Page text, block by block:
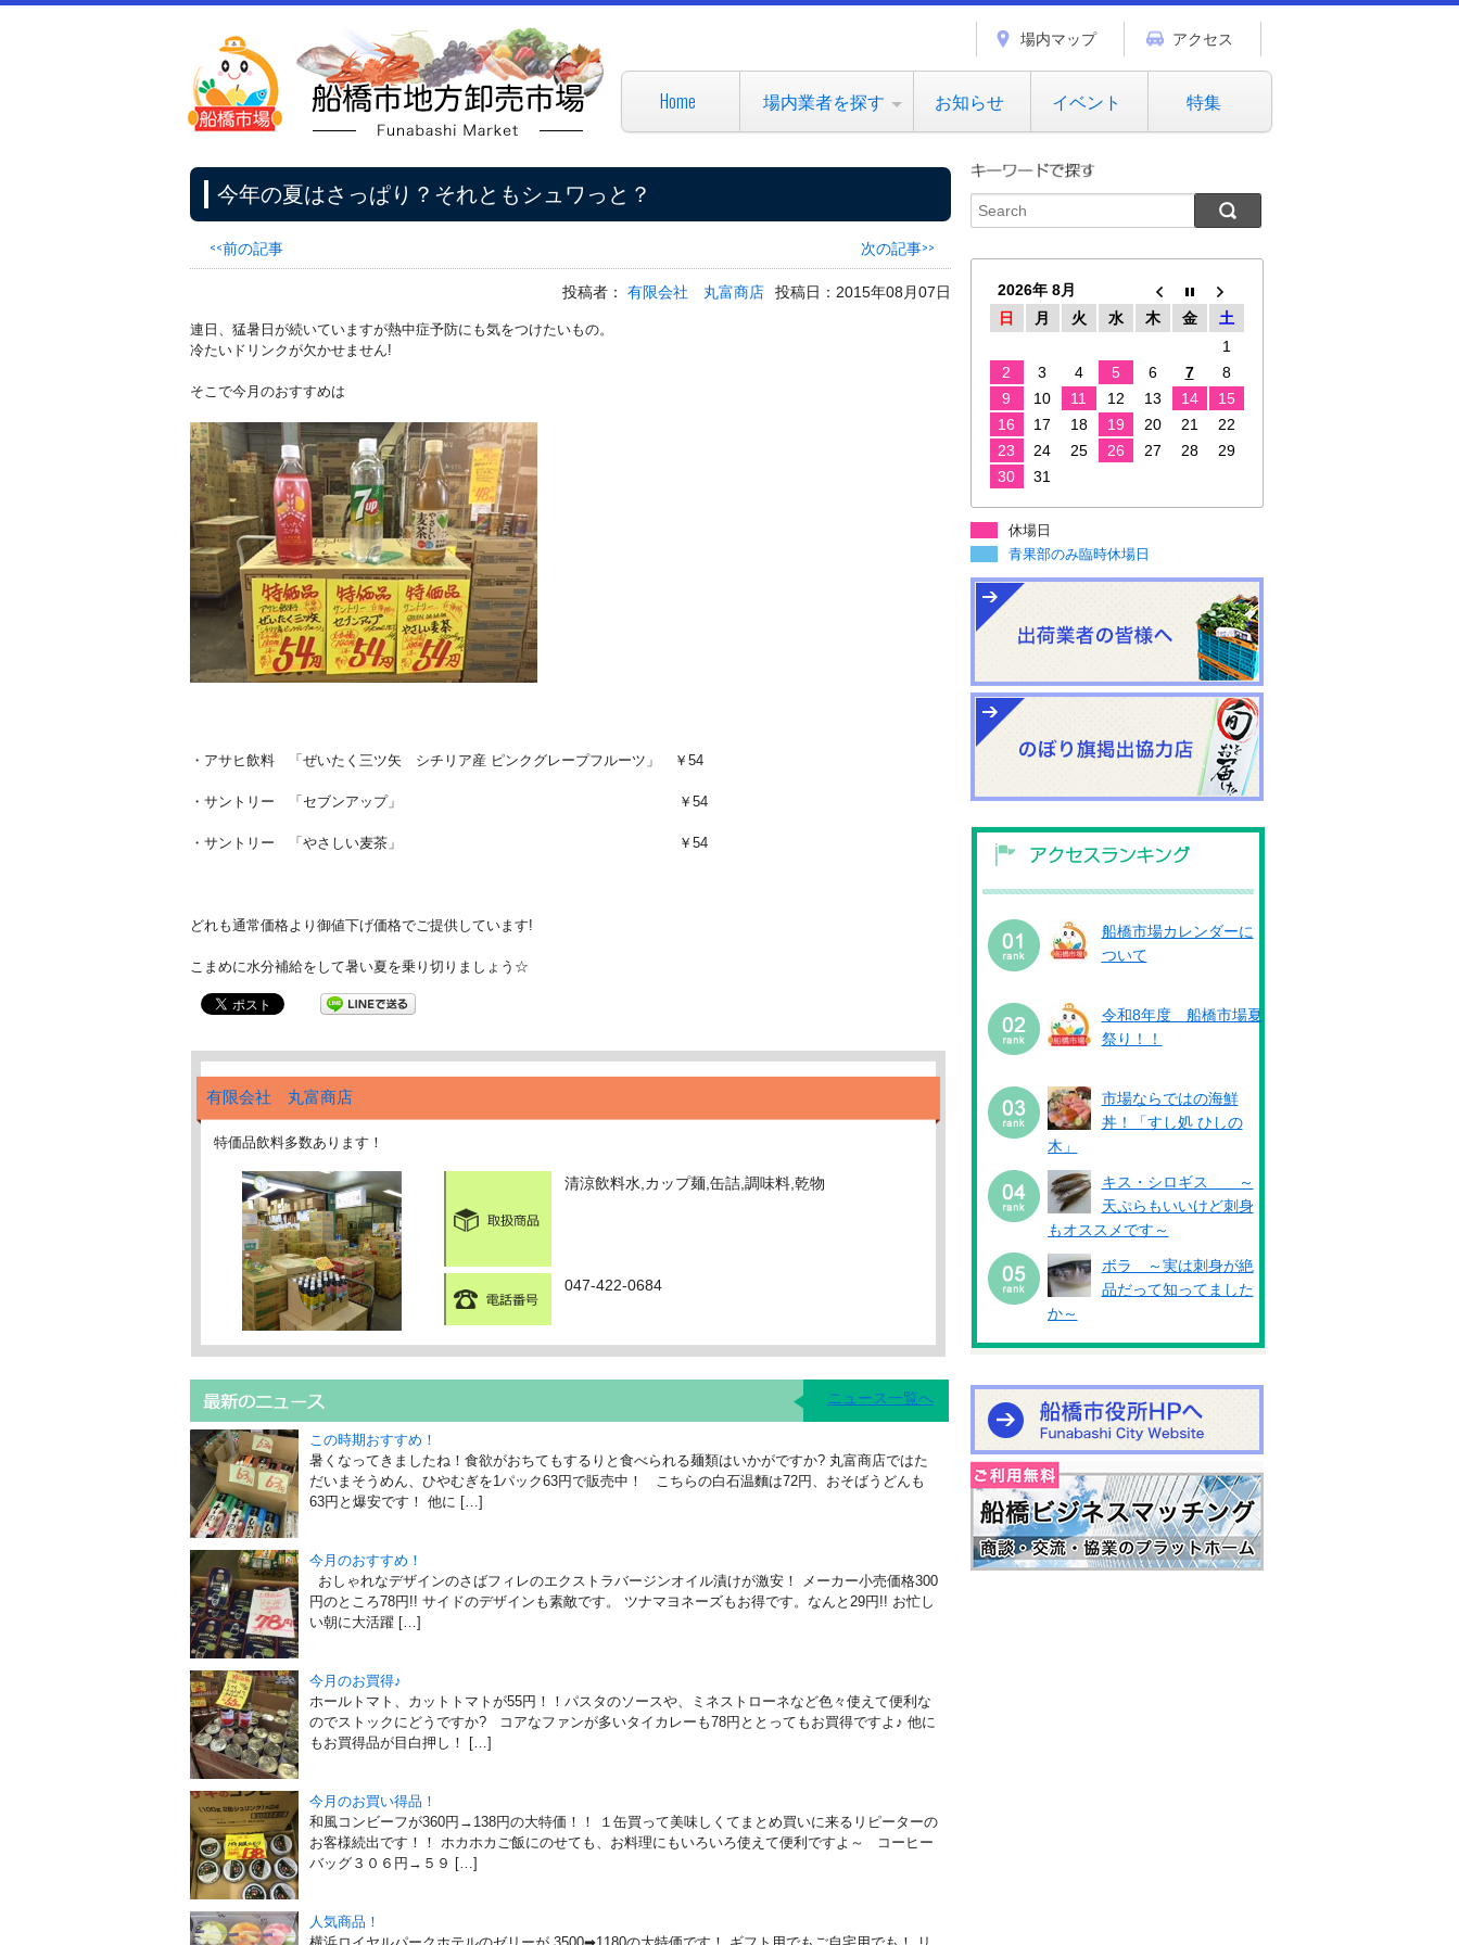
場内マップ アクセス
Home 場内業者を探す お知らせ イベント 特集
今年の夏はさっぱり？それともシュワっと？
<<前の記事 次の記事>>
投稿者： 有限会社 丸富商店 投稿日：2015年08月07日
連日、猛暑日が続いていますが熱中症予防にも気をつけたいもの。
冷たいドリンクが欠かせません!
そこで今月のおすすめは
・アサヒ飲料 「ぜいたく三ツ矢 シチリア産 ピンクグレープフルーツ」 ￥54
・サントリー 「セブンアップ」 ￥54
・サントリー 「やさしい麦茶」 ￥54
どれも通常価格より御値下げ価格でご提供しています!
こまめに水分補給をして暑い夏を乗り切りましょう☆
有限会社 丸富商店
特価品飲料多数あります！
清涼飲料水,カップ麺,缶詰,調味料,乾物
047-422-0684
ニュース一覧へ
この時期おすすめ！
暑くなってきましたね！食欲がおちてもするりと食べられる麺類はいかがですか? 丸富商店ではた
だいまそうめん、ひやむぎを1パック63円で販売中！ こちらの白石温麵は72円、おそばうどんも
63円と爆安です！ 他に […]
今月のおすすめ！
おしゃれなデザインのさばフィレのエクストラバージンオイル漬けが激安！ メーカー小売価格300
円のところ78円!! サイドのデザインも素敵です。 ツナマヨネーズもお得です。なんと29円!! お忙し
い朝に大活躍 […]
今月のお買得♪
ホールトマト、カットトマトが55円！！パスタのソースや、ミネストローネなど色々使えて便利な
のでストックにどうですか? コアなファンが多いタイカレーも78円ととってもお買得ですよ♪ 他に
もお買得品が目白押し！ […]
今月のお買い得品！
和風コンビーフが360円→138円の大特価！！ １缶買って美味しくてまとめ買いに来るリピーターの
お客様続出です！！ ホカホカご飯にのせても、お料理にもいろいろ使えて便利ですよ～ コーヒー
バッグ３０６円→５９ […]
人気商品！
2026年 8月
日
月 火 水 木 金
土
1
2
3 4 5 6 7
8
9
10 11 12 13 14
15
16
17 18 19 20 21
22
23
24 25 26 27 28
29
30
31
休場日
青果部のみ臨時休場日
船橋市場カレンダーに
ついて
令和8年度 船橋市場夏
祭り！！
市場ならではの海鮮
丼！「すし処 ひしの
木」
キス・シロギス ～
天ぷらもいいけど刺身
もオススメです～
ボラ ～実は刺身が絶
品だって知ってました
か～